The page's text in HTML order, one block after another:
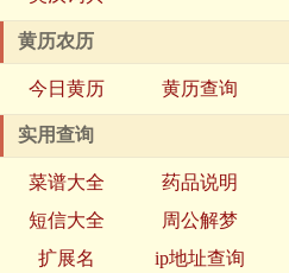
黄历农历
今日黄历 黄历查询
实用查询
菜谱大全 药品说明
短信大全
周公解梦
扩展名
ip地址查询